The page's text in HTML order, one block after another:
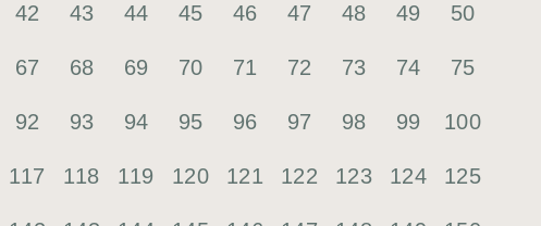
42 43 44 45 46 47 48 49 50
67 68 69 70 71 72 73 74 75
92 93 94 95 96 97 98 99 100
117 118 119 120 121 122 123 124 125